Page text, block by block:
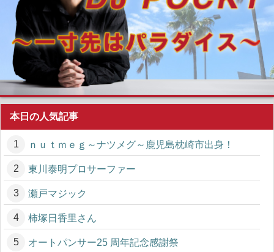
本日の人気記事
ｎｕｔｍｅｇ～ナツメグ～鹿児島枕崎市出身！
東川泰明プロサーファー
瀬戸マジック
柿塚日香里さん
オートパンサー25 周年記念感謝祭